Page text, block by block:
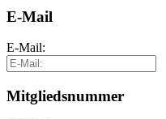
E-Mail
E-Mail:
Mitgliedsnummer